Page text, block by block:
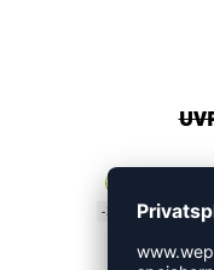
-35%